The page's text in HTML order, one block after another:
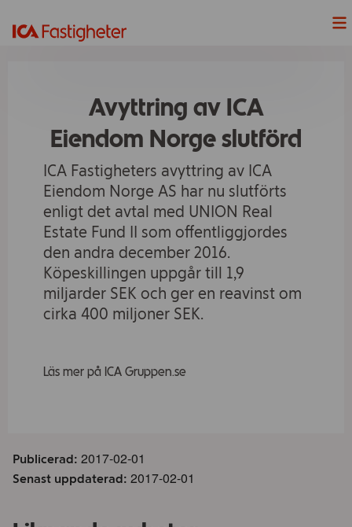
Våra Projekt
Våra fastigheter
Lediga Lokaler
Hållbarhet
Våra handelsplatser
ICAs fyra butiksformat
Om ICA Fastigheter
Vad
du?
Avyttring av ICA
Eiendom Norge slutförd
ICA Fastigheters avyttring av ICA
Eiendom Norge AS har nu slutförts
enligt det avtal med UNION Real
Estate Fund II som offentliggjordes
den andra december 2016.
Köpeskillingen uppgår till 1,9
miljarder SEK och ger en reavinst om
cirka 400 miljoner SEK.
Läs mer på ICA Gruppen.se
Publicerad: 2017-02-01
Senast uppdaterad: 2017-02-01